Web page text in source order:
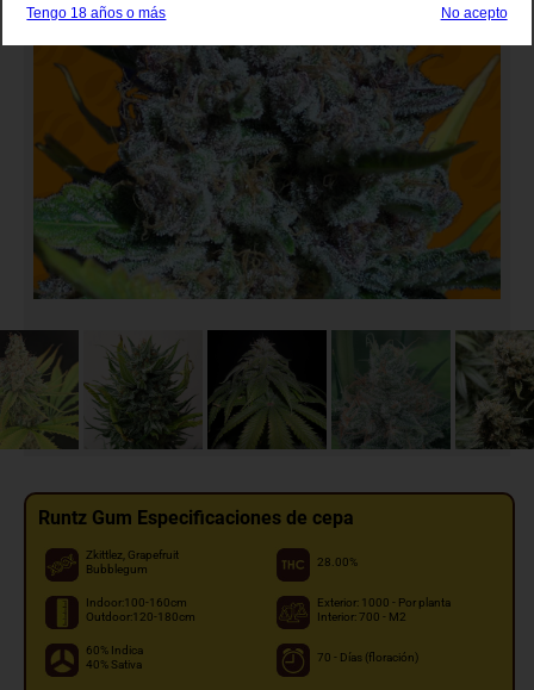
Runtz Gum Especificaciones de cepa
Zkittlez, Grapefruit
Bubblegum
28.00%
Indoor:100-160cm
Outdoor:120-180cm
Exterior: 1000 - Por planta
Interior: 700 - M2
60% Indica
40% Sativa
70 - Días (floración)
Tengo 18 años o más No acepto